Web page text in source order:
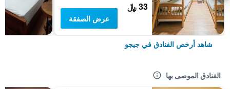
33 ﷼
عرض الصفقة
شاهد أرخص الفنادق في جيجو
الفنادق الموصى بها